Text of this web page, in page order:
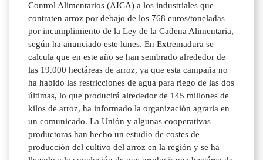
Control Alimentarios (AICA) a los industriales que
contraten arroz por debajo de los 768 euros/toneladas
por incumplimiento de la Ley de la Cadena Alimentaria,
según ha anunciado este lunes. En Extremadura se
calcula que en este año se han sembrado alrededor de
las 19.000 hectáreas de arroz, ya que esta campaña no
ha habido las restricciones de agua para riego de las dos
últimas, lo que producirá alrededor de 145 millones de
kilos de arroz, ha informado la organización agraria en
un comunicado. La Unión y algunas cooperativas
productoras han hecho un estudio de costes de
producción del cultivo del arroz en la región y se ha